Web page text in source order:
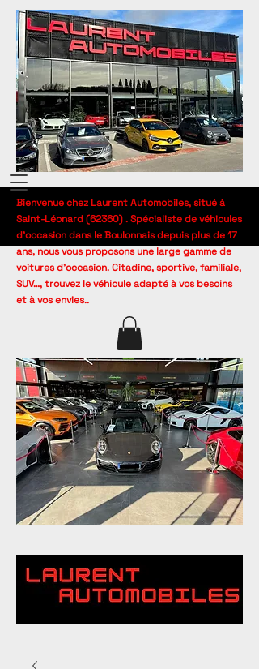
Bienvenue chez Laurent Automobiles, situé à
Saint-Léonard (62360) . Spécialiste de véhicules
d’occasion dans le Boulonnais depuis plus de 17
ans, nous vous proposons une large gamme de
voitures d’occasion. Citadine, sportive, familiale,
SUV…, trouvez le véhicule adapté à vos besoins
et à vos envies..